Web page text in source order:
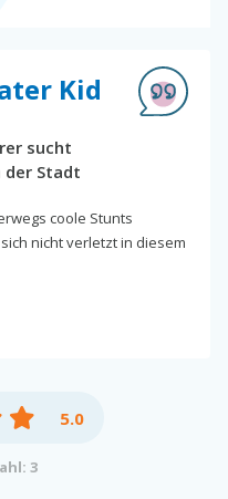
Kid
sucht
der Stadt
coole Stunts
nicht verletzt in diesem
5.0
3